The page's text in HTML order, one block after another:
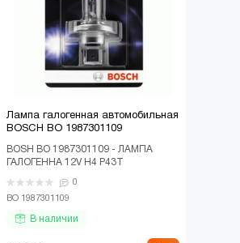
Приобрести
Лампа галогенная автомобильная
BOSCH BO 1987301109
BOSH BO 1987301109 - ЛАМПА
ГАЛОГЕННА 12V H4 P43T
Автомобильная галогенная..
0
BO 1987301109
В наличии